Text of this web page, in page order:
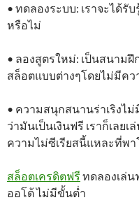
• ทดลองระบบ: เราจะได้รั
หรือไม่
• ลองสูตรใหม่: เป็นสนาม
สล็อตแบบต่างๆโดยไม่มีคว
• ความสนุกสนานร่าเริงไ
ว่ามันเป็นเงินฟรี เราก็เลย
ความไม่ซีเรียสนี้แหละที่พ
สล็อตเครดิตฟรี ทดลองเล่น
ออโต้ ไม่มีขั้นต่ำ